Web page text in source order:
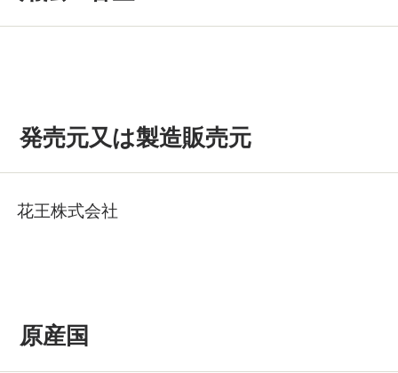
発売元又は製造販売元
花王株式会社
原産国